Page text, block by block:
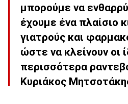
μπορούμε να
έχουμε ένα πλαίσιο
γιατρούς και
ώστε να κλείνουν οι
περισσότερα
Κυριάκος